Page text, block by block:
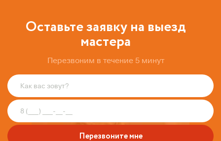
Оставьте заявку на выезд
мастера
Перезвоним в течение 5 минут
Перезвоните мне